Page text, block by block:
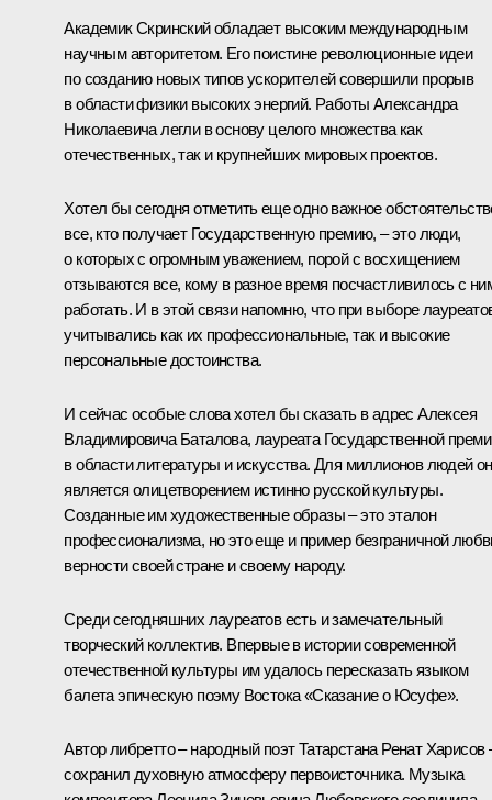
Академик Скринский обладает высоким международным
научным авторитетом. Его поистине революционные идеи
по созданию новых типов ускорителей совершили прорыв
в области физики высоких энергий. Работы Александра
Николаевича легли в основу целого множества как
отечественных, так и крупнейших мировых проектов.
Хотел бы сегодня отметить еще одно важное
все, кто получает Государственную премию, – это люди,
о которых с огромным уважением, порой с восхищением
отзываются все, кому в разное время посчастливилось с
работать. И в этой связи напомню, что при выборе
учитывались как их профессиональные, так и высокие
персональные достоинства.
И сейчас особые слова хотел бы сказать в адрес Алексея
Владимировича Баталова, лауреата Государственной
в области литературы и искусства. Для миллионов людей он
является олицетворением истинно русской культуры.
Созданные им художественные образы – это эталон
профессионализма, но это еще и пример безграничной
верности своей стране и своему народу.
Среди сегодняшних лауреатов есть и замечательный
творческий коллектив. Впервые в истории современной
отечественной культуры им удалось пересказать языком
балета эпическую поэму Востока «Сказание о Юсуфе».
Автор либретто – народный поэт Татарстана Ренат Харисов
сохранил духовную атмосферу первоисточника. Музыка